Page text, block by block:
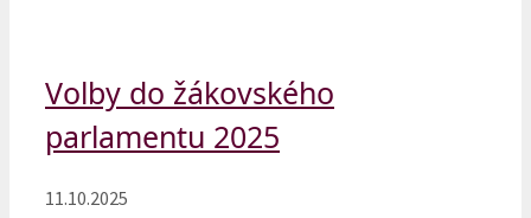
Volby do žákovského
parlamentu 2025
11.10.2025